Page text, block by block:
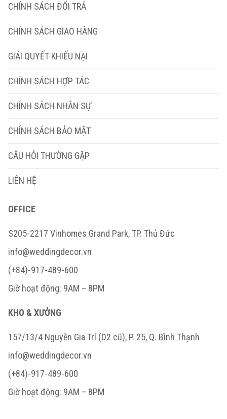
CHÍNH SÁCH ĐỔI TRẢ
CHÍNH SÁCH GIAO HÀNG
GIẢI QUYẾT KHIẾU NẠI
CHÍNH SÁCH HỢP TÁC
CHÍNH SÁCH NHÂN SỰ
CHÍNH SÁCH BẢO MẬT
CÂU HỎI THƯỜNG GẶP
LIÊN HỆ
OFFICE
S205-2217 Vinhomes Grand Park, TP. Thủ Đức
info@weddingdecor.vn
(+84)-917-489-600
Giờ hoạt động: 9AM – 8PM
KHO & XƯỞNG
157/13/4 Nguyễn Gia Trí (D2 cũ), P. 25, Q. Bình Thạnh
info@weddingdecor.vn
(+84)-917-489-600
Giờ hoạt động: 9AM – 8PM